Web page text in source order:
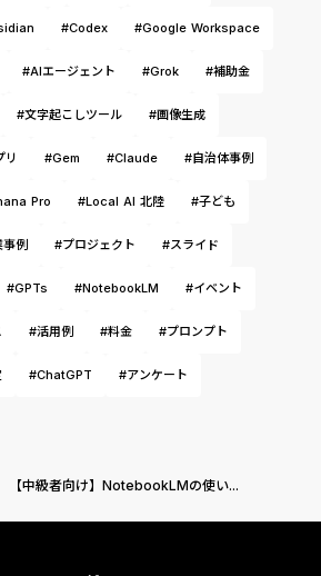
#Codex #Google Workspace
#AIエージェント #Grok #補助金
#文字起こしツール #画像生成
リ #Gem #Claude #自治体事例
Pro #Local AI 北陸 #子ども
例 #プロジェクト #スライド
#GPTs #NotebookLM #イベント
#活用例 #料金 #プロンプト
#ChatGPT #アンケート
【中級者向け】NotebookLMの使い...